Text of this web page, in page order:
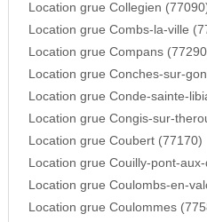
Location grue Collegien
Location grue Combs-la-ville
Location grue Compans
Location grue Conches-sur-
Location grue Conde-sainte-
Location grue Congis-sur-
Location grue Coubert (77170)
Location grue Couilly-pont-
Location grue Coulombs-en-
Location grue Coulommes